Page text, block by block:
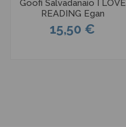
Goofi Salvadanaio I LOVE
READING Egan
15,50 €